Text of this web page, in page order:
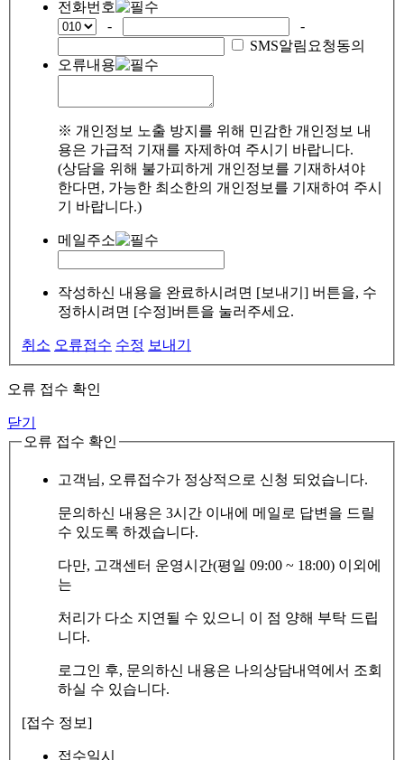
전화번호
-
-
SMS알림요청동의
오류내용
※ 개인정보 노출 방지를 위해 민감한 개인정보 내
용은 가급적 기재를 자제하여 주시기 바랍니다.
(상담을 위해 불가피하게 개인정보를 기재하셔야
한다면, 가능한 최소한의 개인정보를 기재하여 주시
기 바랍니다.)
메일주소
작성하신 내용을 완료하시려면 [보내기] 버튼을, 수
정하시려면 [수정]버튼을 눌러주세요.
취소 오류접수 수정 보내기
오류 접수 확인
닫기
오류 접수 확인
고객님, 오류접수가 정상적으로 신청 되었습니다.
문의하신 내용은 3시간 이내에 메일로 답변을 드릴
수 있도록 하겠습니다.
다만, 고객센터 운영시간(평일 09:00 ~ 18:00) 이외에
는
처리가 다소 지연될 수 있으니 이 점 양해 부탁 드립
니다.
로그인 후, 문의하신 내용은 나의상담내역에서 조회
하실 수 있습니다.
[접수 정보]
접수일시